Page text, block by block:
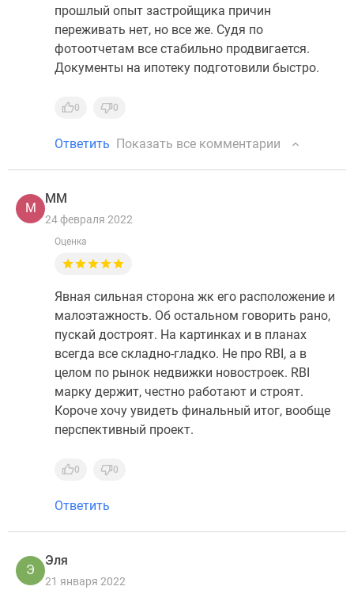
прошлый опыт застройщика причин
переживать нет, но все же. Судя по
фотоотчетам все стабильно продвигается.
Документы на ипотеку подготовили быстро.
0 0
Ответить Показать все комментарии
М
ММ
24 февраля 2022
Оценка
Явная сильная сторона жк его расположение и
малоэтажность. Об остальном говорить рано,
пускай достроят. На картинках и в планах
всегда все складно-гладко. Не про RBI, а в
целом по рынок недвижки новостроек. RBI
марку держит, честно работают и строят.
Короче хочу увидеть финальный итог, вообще
перспективный проект.
0 0
Ответить
Э
Эля
21 января 2022